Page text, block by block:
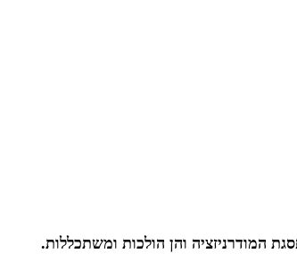
המודרניזציה והן הולכות ומשתכללות.